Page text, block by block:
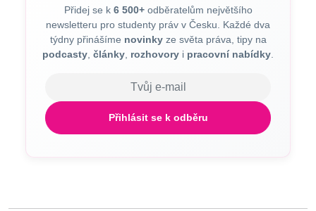
Přidej se k 6 500+odběratelům největšího
newsletteru pro studenty práv v Česku. Každé dva
týdny přinášíme novinkyze světa práva, tipy na
podcasty články rozhovory i pracovní nabídky
E-mail
Přihlásit se k odběru